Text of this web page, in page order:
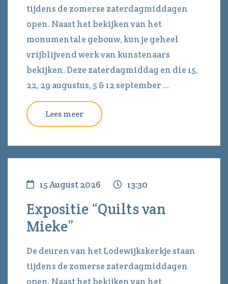
tijdens de zomerse zaterdagmiddagen
open. Naast het bekijken van het
monumentale gebouw, kun je geheel
vrijblijvend werk van kunstenaars
bekijken. Deze zaterdagmiddag en die 15,
22, 29 augustus, 5 & 12 september ...
Lees meer
15 August 2026 13:30
Expositie “Quilts van
Mieke”
De deuren van het Lodewijkskerkje staan
tijdens de zomerse zaterdagmiddagen
open. Naast het bekijken van het